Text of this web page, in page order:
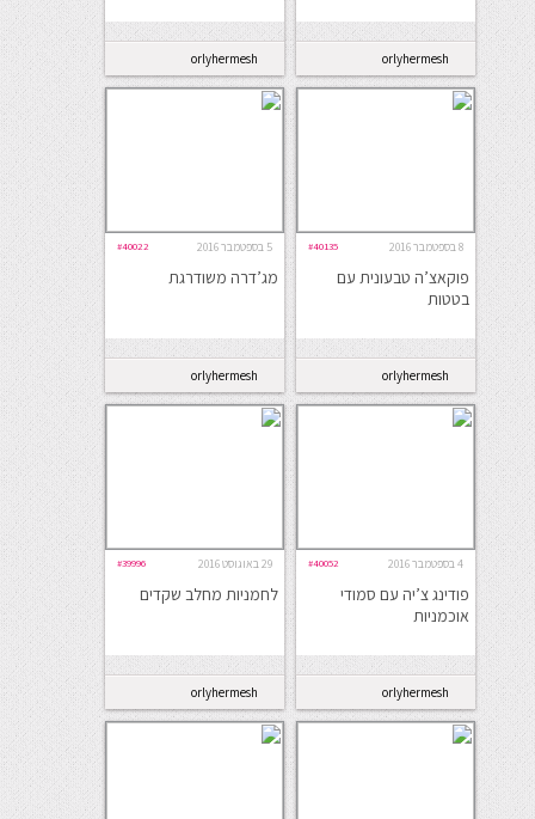
orlyhermesh
orlyhermesh
8 בספטמבר 2016 #40135
פוקאצ’ה טבעונית עם
בטטות
orlyhermesh
5 בספטמבר 2016 #40022
מג’דרה משודרגת
orlyhermesh
4 בספטמבר 2016 #40052
פודינג צ’יה עם סמודי
אוכמניות
orlyhermesh
29 באוגוסט 2016 #39996
לחמניות מחלב שקדים
orlyhermesh